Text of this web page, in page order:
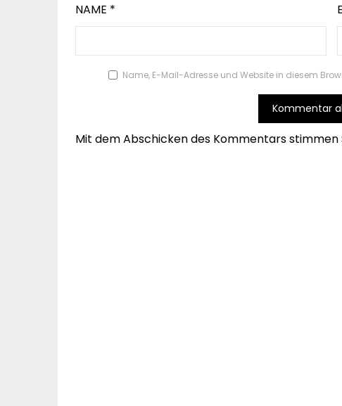
NAME *
Name, E-Mail-Adresse und Website in diesem
Mit dem Abschicken des Kommentars stimmen